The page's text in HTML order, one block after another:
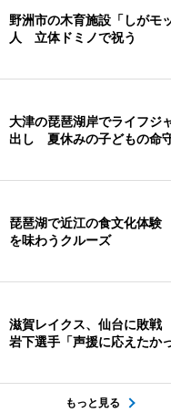
野洲市の木育施設「しがモ
人 立体ドミノで祝う
大津の琵琶湖岸でライフジ
出し 夏休みの子どもの命
琵琶湖で近江の食文化体
を味わうクルーズ
滋賀レイクス、仙台に敗
岩下選手「声援に応えたか
もっと見る